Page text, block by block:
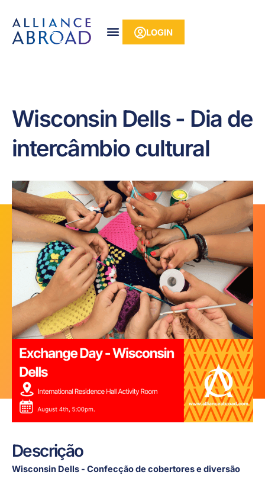
conteúdo
para
LOGIN
Wisconsin Dells - Dia de
intercâmbio cultural
Descrição
Wisconsin Dells - Confecção de cobertores e diversão